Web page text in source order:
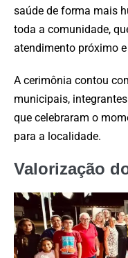
saúde de forma mais
toda a comunidade,
atendimento próximo
A cerimônia contou
municipais,
que celebraram o
para a localidade.
Valorização